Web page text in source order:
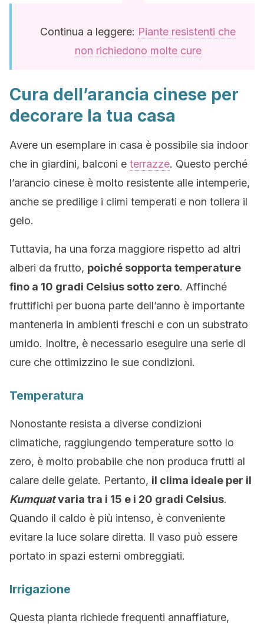
Continua a leggere: Piante resistenti che
non richiedono molte cure
Cura dell’arancia cinese per
decorare la tua casa
Avere un esemplare in casa è possibile sia indoor
che in giardini, balconi e terrazze. Questo perché
l’arancio cinese è molto resistente alle intemperie,
anche se predilige i climi temperati e non tollera il
gelo.
Tuttavia, ha una forza maggiore rispetto ad altri
alberi da frutto, poiché sopporta temperature
fino a 10 gradi Celsius sotto zero. Affinché
fruttifichi per buona parte dell’anno è importante
mantenerla in ambienti freschi e con un substrato
umido. Inoltre, è necessario eseguire una serie di
cure che ottimizzino le sue condizioni.
Temperatura
Nonostante resista a diverse condizioni
climatiche, raggiungendo temperature sotto lo
zero, è molto probabile che non produca frutti al
calare delle gelate. Pertanto, il clima ideale per il
Kumquatvaria tra i 15 e i 20 gradi Celsius.
Quando il caldo è più intenso, è conveniente
evitare la luce solare diretta. Il vaso può essere
portato in spazi esterni ombreggiati.
Irrigazione
Questa pianta richiede frequenti annaffiature,